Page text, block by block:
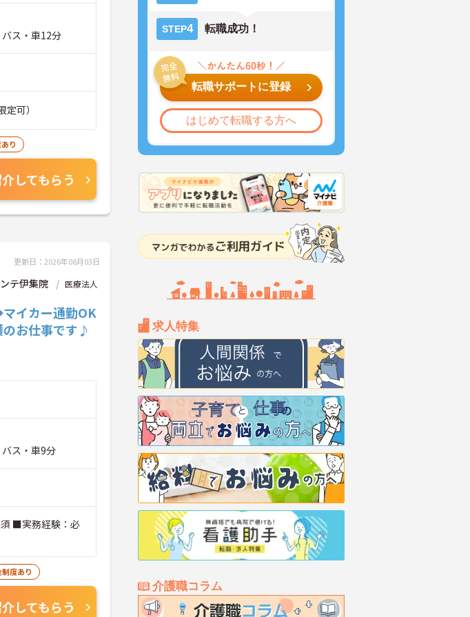
STEP4 転職成功！
転職サポートに登録
はじめて転職する方へ
求人特集
介護職コラム
ス・車12分
可）
り
してもらう
更新日：2026年08月03日
テ伊集院
医療法人
イカー通勤OK
お仕事です♪
ス・車9分
■実務経験：必
度あり
してもらう